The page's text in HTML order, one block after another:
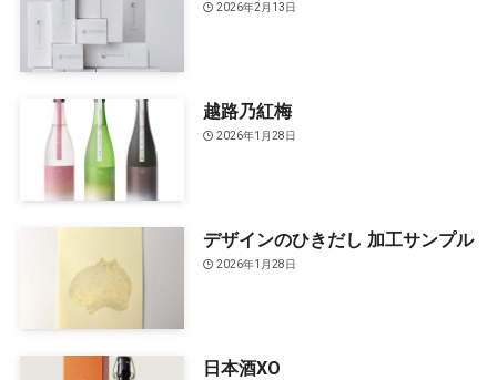
2026年2月13日
越路乃紅梅
2026年1月28日
デザインのひきだし 加工サンプル
2026年1月28日
日本酒XO